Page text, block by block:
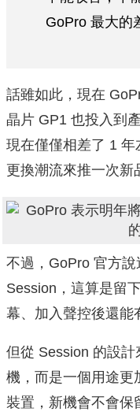
GoPro 最大的
話雖如此，現在
晶片 GP1 也投入到
現在僅僅相差了 1
更換潮流來推一次新
不過，GoPro 官方
Session，這算是留
幕、加入聲控後還能
但從 Session 的設計
機，而是一個用途更
裝置，新機會不會保